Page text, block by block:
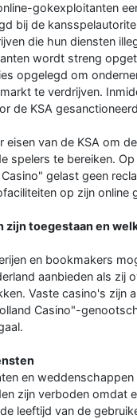
gokexploitanten
bij de
die hun diensten
wordt streng
opgelegd om
te verdrijven.
de KSA
eisen van de KSA om
spelers te bereiken.
gelast geen
op zijn online
zijn toegestaan en
en bookmakers
aanbieden als zij
Vaste casino's zijn
Casino"-
en
zijn verboden omdat
leeftijd van de